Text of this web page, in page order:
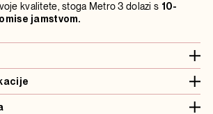
kvalitete, stoga Metro 3 dolazi s 10-
jamstvom.